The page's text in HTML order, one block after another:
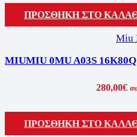
ΠΡΟΣΘΗΚΗ ΣΤΟ
Miu
MIUMIU 0MU A03S 16K80Q
280,00€
ΠΡΟΣΘΗΚΗ ΣΤΟ